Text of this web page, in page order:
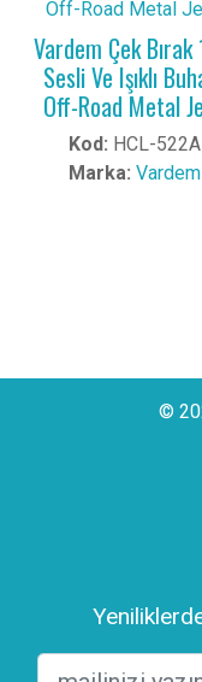
Vardem Çek Bırak
Sesli Ve Işıklı
Off-Road Metal
Kod: HCL-522A
Marka: Vardem
©